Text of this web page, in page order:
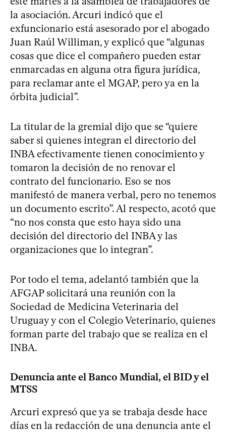
la asociación. Arcuri indicó que el
exfuncionario está asesorado por el abogado
Juan Raúl Williman, y explicó que “algunas
cosas que dice el compañero pueden estar
enmarcadas en alguna otra figura jurídica,
para reclamar ante el MGAP, pero ya en la
órbita judicial”.
La titular de la gremial dijo que se “quiere
saber si quienes integran el directorio del
INBA efectivamente tienen conocimiento y
tomaron la decisión de no renovar el
contrato del funcionario. Eso se nos
manifestó de manera verbal, pero no tenemos
un documento escrito”. Al respecto, acotó que
“no nos consta que esto haya sido una
decisión del directorio del INBA y las
organizaciones que lo integran”.
Por todo el tema, adelantó también que la
AFGAP solicitará una reunión con la
Sociedad de Medicina Veterinaria del
Uruguay y con el Colegio Veterinario, quienes
forman parte del trabajo que se realiza en el
INBA.
Denuncia ante el Banco Mundial, el BID y el
MTSS
Arcuri expresó que ya se trabaja desde hace
días en la redacción de una denuncia ante el